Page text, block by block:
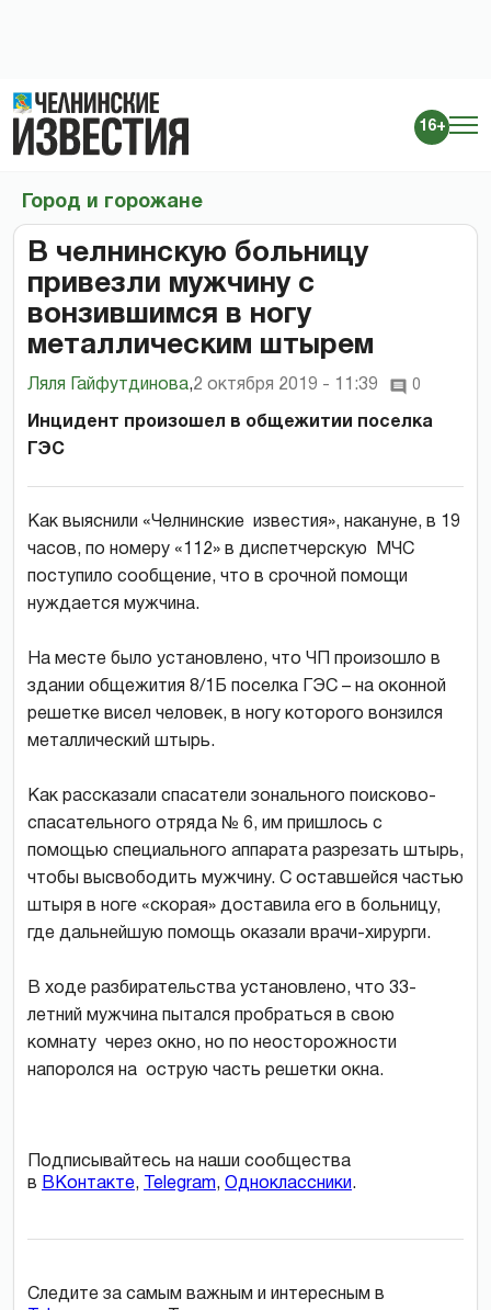
16+
Город и горожане
В челнинскую больницу
привезли мужчину с
вонзившимся в ногу
металлическим штырем
Ляля Гайфутдинова,2 октября 2019 - 11:39 0
Инцидент произошел в общежитии поселка
ГЭС
Как выяснили «Челнинские известия», накануне, в 19
часов, по номеру «112» в диспетчерскую МЧС
поступило сообщение, что в срочной помощи
нуждается мужчина.
На месте было установлено, что ЧП произошло в
здании общежития 8/1Б поселка ГЭС – на оконной
решетке висел человек, в ногу которого вонзился
металлический штырь.
Как рассказали спасатели зонального поисково-
спасательного отряда № 6, им пришлось с
помощью специального аппарата разрезать штырь,
чтобы высвободить мужчину. С оставшейся частью
штыря в ноге «скорая» доставила его в больницу,
где дальнейшую помощь оказали врачи-хирурги.
В ходе разбирательства установлено, что 33-
летний мужчина пытался пробраться в свою
комнату через окно, но по неосторожности
напоролся на острую часть решетки окна.
Подписывайтесь на наши сообщества
в ВКонтакте, Telegram, Одноклассники.
Следите за самым важным и интересным в